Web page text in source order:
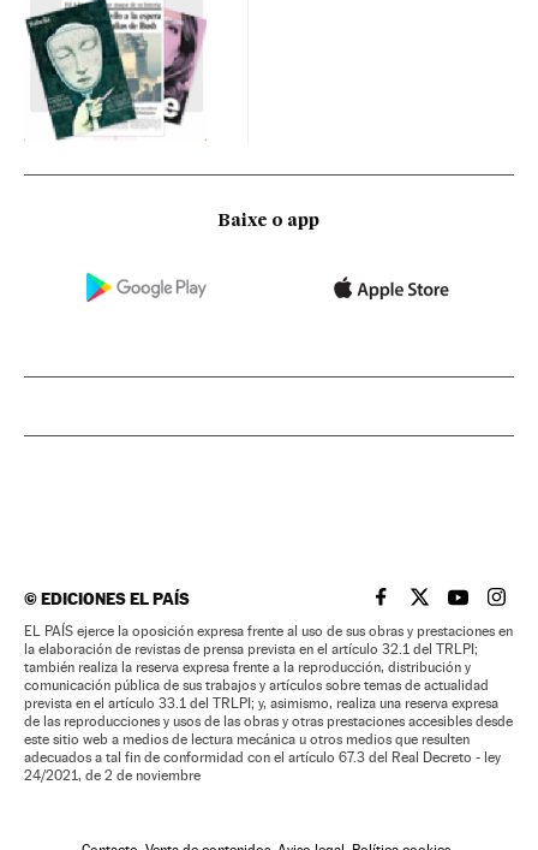
Baixe o app
©EDICIONES EL PAÍS EL PAÍS BRASIL EN
EL PAÍSEL PAÍS
EL
EL PAÍS ejerce la oposición expresa frente al uso de sus obras y prestaciones en
la elaboración de revistas de prensa prevista en el artículo 32.1 del TRLPI;
también realiza la reserva expresa frente a la reproducción, distribución y
comunicación pública de sus trabajos y artículos sobre temas de actualidad
prevista en el artículo 33.1 del TRLPI; y, asimismo, realiza una reserva expresa
de las reproducciones y usos de las obras y otras prestaciones accesibles desde
este sitio web a medios de lectura mecánica u otros medios que resulten
adecuados a tal fin de conformidad con el artículo 67.3 del Real Decreto - ley
24/2021, de 2 de noviembre